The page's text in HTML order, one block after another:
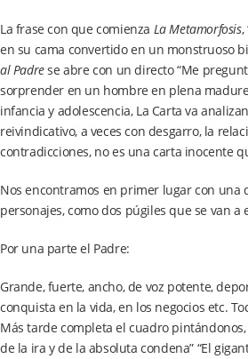
La frase con que comienza La Metamorfosis,
en su cama convertido en un monstruoso
al Padrese abre con un directo “Me
sorprender en un hombre en plena
infancia y adolescencia, La Carta va
reivindicativo, a veces con desgarro, la
contradicciones, no es una carta inocente
Nos encontramos en primer lugar con una
personajes, como dos púgiles que se van
Por una parte el Padre:
Grande, fuerte, ancho, de voz potente,
conquista en la vida, en los negocios etc.
Más tarde completa el cuadro
de la ira y de la absoluta condena” “El